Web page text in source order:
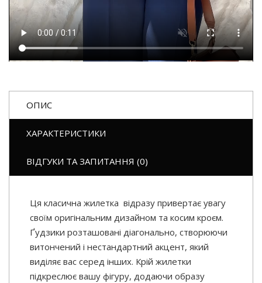
ОПИС
ХАРАКТЕРИСТИКИ
ВІДГУКИ ТА ЗАПИТАННЯ (0)
Ця класична жилетка відразу привертає увагу
своїм оригінальним дизайном та косим кроєм.
Ґудзики розташовані діагонально, створюючи
витончений і нестандартний акцент, який
виділяє вас серед інших. Крій жилетки
підкреслює вашу фігуру, додаючи образу